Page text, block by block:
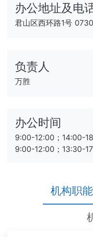
办公地址及电
君山区西环路1号
负责人
万胜
办公时间
9:00-12:00；14:00-
9:00-12:00；13:30-
机构职能